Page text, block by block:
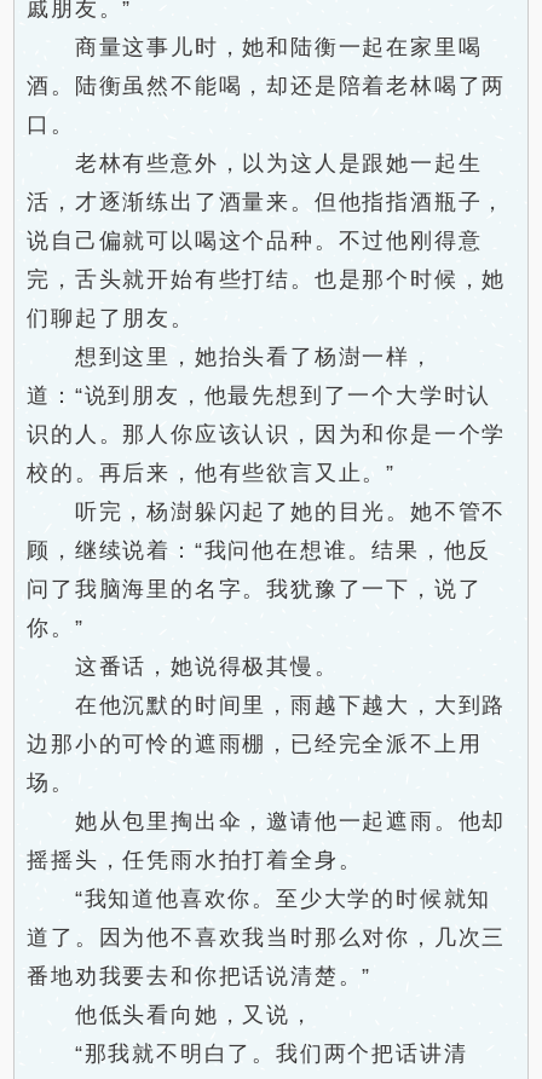
戚朋友。”
商量这事儿时，她和陆衡一起在家里喝
酒。陆衡虽然不能喝，却还是陪着老林喝了两
口。
老林有些意外，以为这人是跟她一起生
活，才逐渐练出了酒量来。但他指指酒瓶子，
说自己偏就可以喝这个品种。不过他刚得意
完，舌头就开始有些打结。也是那个时候，她
们聊起了朋友。
想到这里，她抬头看了杨澍一样，
道：“说到朋友，他最先想到了一个大学时认
识的人。那人你应该认识，因为和你是一个学
校的。再后来，他有些欲言又止。”
听完，杨澍躲闪起了她的目光。她不管不
顾，继续说着：“我问他在想谁。结果，他反
问了我脑海里的名字。我犹豫了一下，说了
你。”
这番话，她说得极其慢。
在他沉默的时间里，雨越下越大，大到路
边那小的可怜的遮雨棚，已经完全派不上用
场。
她从包里掏出伞，邀请他一起遮雨。他却
摇摇头，任凭雨水拍打着全身。
“我知道他喜欢你。至少大学的时候就知
道了。因为他不喜欢我当时那么对你，几次三
番地劝我要去和你把话说清楚。”
他低头看向她，又说，
“那我就不明白了。我们两个把话讲清